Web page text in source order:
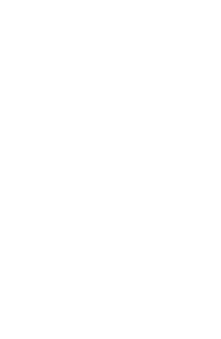
bijdrage te
gemeente u
de onderzoekers uw
in de rapportage